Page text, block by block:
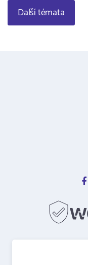
Další témata